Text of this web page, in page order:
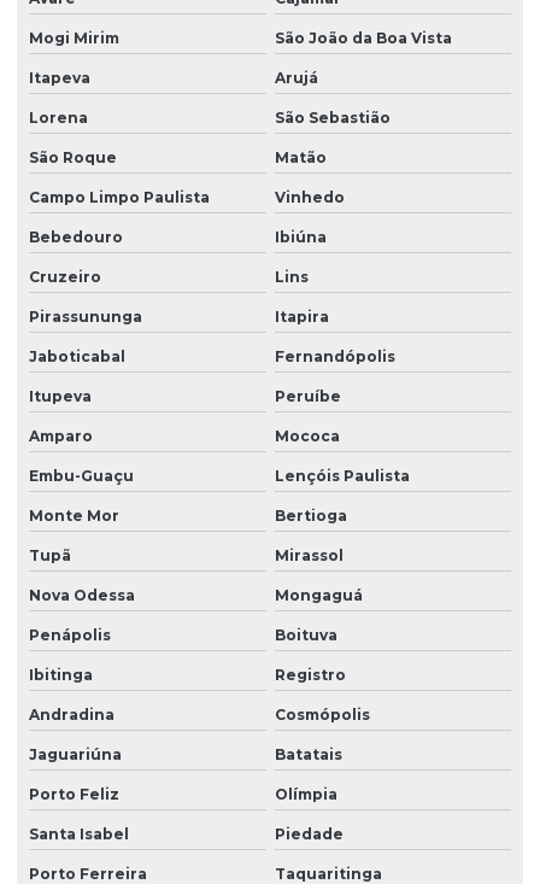
Lavadora de piso para galpão
Lavagem de vidros e fachadas
Limpeza e conservação terceirizada
Limpeza conservação e zeladoria
Limpeza empresarial
Limpeza empresarial especializada
Limpeza empresarial terceirizada
Limpeza escritorio terceirizada
Limpeza de fachada comercial
Limpeza fachada orçamento
Limpeza de fachada preço
Limpeza de fachada predial
Limpeza de fachada predial preço
Limpeza de fachada predial vidros
Limpeza de fachadas
Limpeza de fachadas de prédios
Limpeza de fachadas de vidro
Limpeza e manutenção predial terceirizada
Mogi Mirim São João da Boa Vista
Itapeva Arujá
Lorena São Sebastião
São Roque Matão
Campo Limpo Paulista Vinhedo
Bebedouro Ibiúna
Cruzeiro Lins
Pirassununga Itapira
Jaboticabal Fernandópolis
Itupeva Peruíbe
Amparo Mococa
Embu-Guaçu Lençóis Paulista
Monte Mor Bertioga
Tupã Mirassol
Nova Odessa Mongaguá
Penápolis Boituva
Ibitinga Registro
Andradina Cosmópolis
Jaguariúna Batatais
Porto Feliz Olímpia
Santa Isabel Piedade
Porto Ferreira Taquaritinga